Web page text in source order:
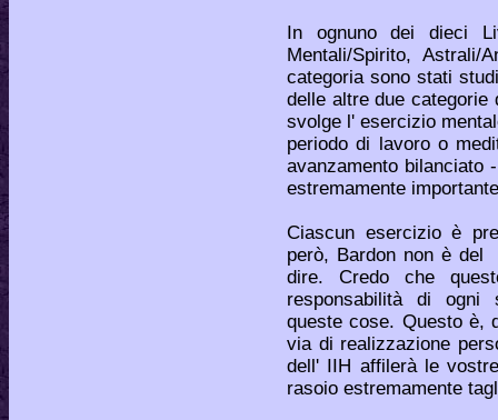
In ognuno dei dieci
Mentali/Spirito,
categoria sono stati
delle altre due categorie
svolge l' esercizio
periodo di lavoro o
avanzamento bilanciato
estremamente
Ciascun esercizio è
però, Bardon non è del
dire. Credo che
responsabilità di ogni
queste cose. Questo è,
via di realizzazione
dell' IIH affilerà le
rasoio estremamente